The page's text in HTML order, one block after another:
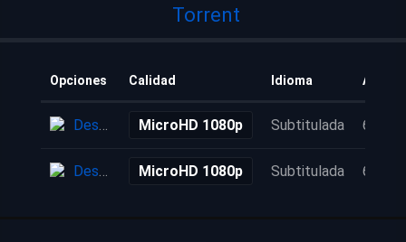
Torrent
Opciones Calidad Idioma
Descarga MicroHD 1080p Subtitulada 6 años
Descarga MicroHD 1080p Subtitulada 6 años